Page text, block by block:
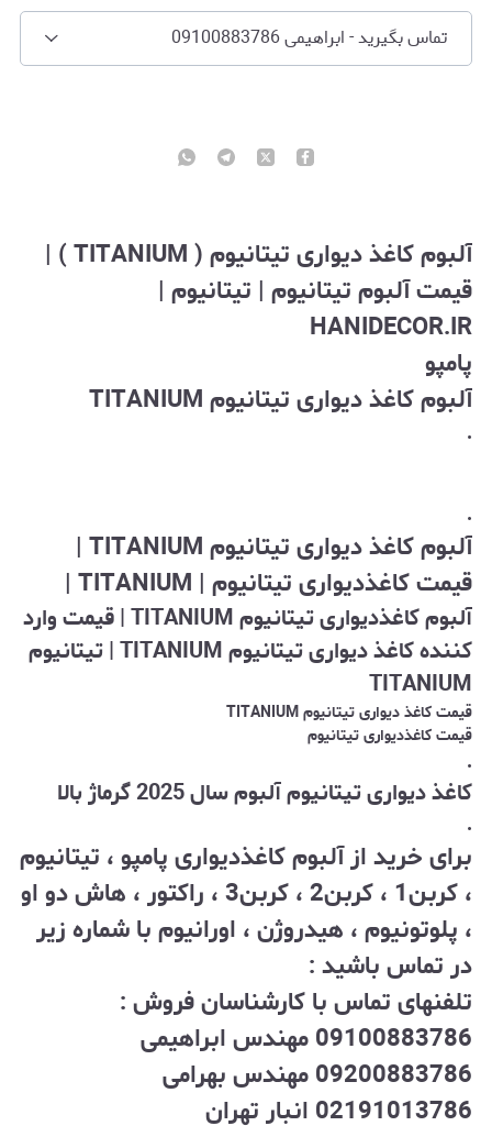
تماس بگیرید - ابراهیمی 09100883786
آلبوم
کاغذ دیواری تیتانیوم ( TITANIUM ) |
قیمت آلبوم تیتانیوم | تیتانیوم |
HANIDECOR.IR
پامپو
آلبوم کاغذ دیواری تیتانیوم TITANIUM
.
.
آلبوم کاغذ دیواری تیتانیوم TITANIUM |
قیمت کاغذدیواری تیتانیوم | TITANIUM |
آلبوم کاغذدیواری تیتانیوم TITANIUM | قیمت وارد
کننده کاغذ دیواری تیتانیوم TITANIUM | تیتانیوم
TITANIUM
قیمت کاغذ دیواری تیتانیوم TITANIUM
قیمت کاغذدیواری تیتانیوم
.
کاغذ‌ دیواری تیتانیوم آلبوم سال 2025 گرماژ بالا
.
برای خرید از آلبوم کاغذدیواری پامپو ، تیتانیوم
، کربن1 ، کربن2 ، کربن3 ، راکتور ، هاش دو او
، پلوتونیوم ، هیدروژن ، اورانیوم با شماره زیر
در تماس باشید :
تلفنهای تماس با کارشناسان فروش :
09100883786 مهندس ابراهیمی
09200883786 مهندس بهرامی
02191013786 انبار تهران